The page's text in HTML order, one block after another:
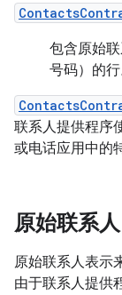
包含原始
号码）的行
联系人提供程序
或电话应用中的
原始联系人
原始联系人表示
由于联系人提供